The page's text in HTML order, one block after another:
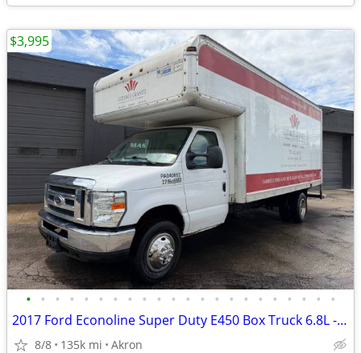
• • • • • • • • • • • • • • • • • • • • • •
2017 Ford Econoline Super Duty E450 Box Truck 6.8L - Needs Engine
8/8 135k mi Akron
$3,995